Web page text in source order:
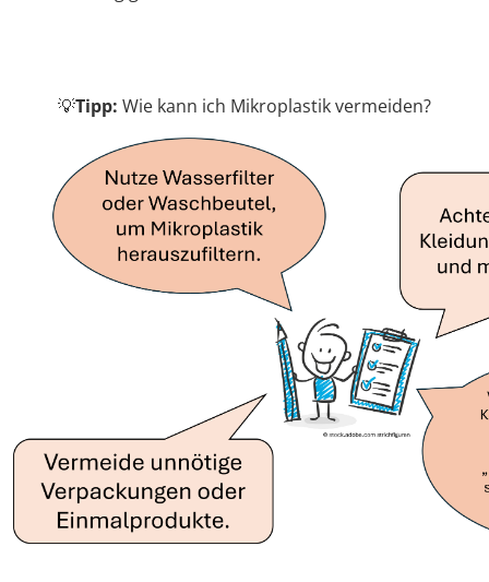
💡Tipp: Wie kann ich Mikroplastik vermeiden?